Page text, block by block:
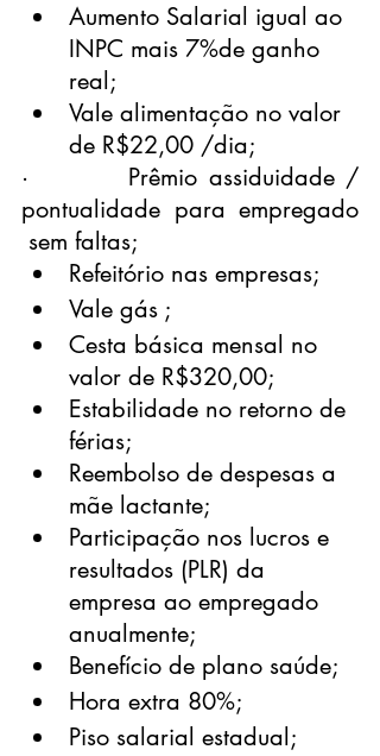
Aumento Salarial igual ao
INPC mais 7%de ganho
real;
Vale alimentação no valor
de R$22,00 /dia;
·         Prêmio assiduidade /
pontualidade para empregado
sem faltas;
Refeitório nas empresas;
Vale gás ;
Cesta básica mensal no
valor de R$320,00;
Estabilidade no retorno de
férias;
Reembolso de despesas a
mãe lactante;
Participação nos lucros e
resultados (PLR) da
empresa ao empregado
anualmente;
Benefício de plano saúde;
Hora extra 80%;
Piso salarial estadual;